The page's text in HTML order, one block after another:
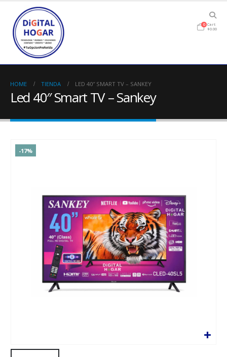
0 Cart
$0.00
HOME TIENDA LED 40″ SMART TV – SANKEY
Led 40″ Smart TV – Sankey
-17%